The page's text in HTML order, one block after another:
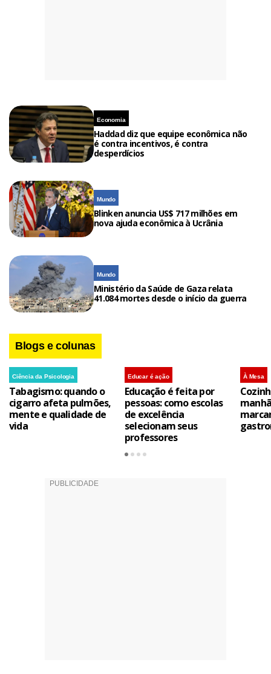
Economia
Haddad diz que equipe econômica não
é contra incentivos, é contra
desperdícios
Mundo
Blinken anuncia US$ 717 milhões em
nova ajuda econômica à Ucrânia
Mundo
Ministério da Saúde de Gaza relata
41.084 mortes desde o início da guerra
Blogs e colunas
Ciência da Psicologia
Tabagismo: quando o
cigarro afeta pulmões,
mente e qualidade de
vida
Educar é ação
Educação é feita por
pessoas: como escolas
de excelência
selecionam seus
professores
À Mesa